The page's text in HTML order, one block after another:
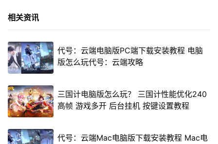
相关资讯
代号：云端电脑版PC端下载安装教程 电脑
版怎么玩代号：云端攻略
三国计电脑版怎么玩？ 三国计性能优化240
高帧 游戏多开 后台挂机 按键设置教程
代号：云端Mac电脑版下载安装教程 Mac电